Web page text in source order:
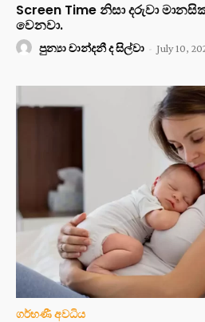
Screen Time නිසා දරුවා
වෙනවා.
පුන්‍යා චාන්දනී ද සිල්වා - July 10,
ගර්භණී අවධිය